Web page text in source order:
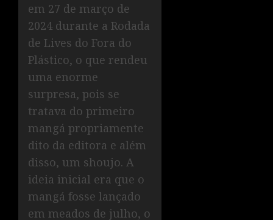
em 27 de março de
2024 durante a Rodada
de Lives do Fora do
Plástico, o que rendeu
uma enorme
surpresa, pois se
tratava do primeiro
mangá propriamente
dito da editora e além
disso, um shoujo. A
ideia inicial era que o
mangá fosse lançado
em meados de julho, o